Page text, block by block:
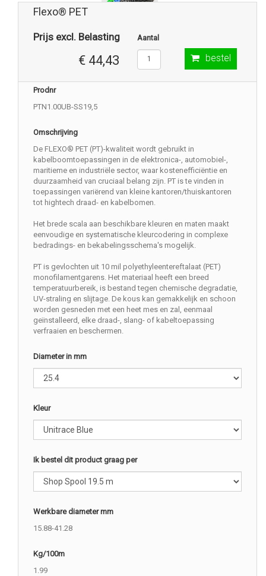
Flexo® PET
Prijs excl. Belasting
€ 44,43
Aantal
bestel
Prodnr
PTN1.00UB-SS19,5
Omschrijving
De FLEXO® PET (PT)-kwaliteit wordt gebruikt in
kabelboomtoepassingen in de elektronica-, automobiel-,
maritieme en industriële sector, waar kostenefficiëntie en
duurzaamheid van cruciaal belang zijn. PT is te vinden in
toepassingen variërend van kleine kantoren/thuiskantoren
tot hightech draad- en kabelbomen.
Het brede scala aan beschikbare kleuren en maten maakt
eenvoudige en systematische kleurcodering in complexe
bedradings- en bekabelingsschema's mogelijk.
PT is gevlochten uit 10 mil polyethyleentereftalaat (PET)
monofilamentgarens. Het materiaal heeft een breed
temperatuurbereik, is bestand tegen chemische degradatie,
UV-straling en slijtage. De kous kan gemakkelijk en schoon
worden gesneden met een heet mes en zal, eenmaal
geïnstalleerd, elke draad-, slang- of kabeltoepassing
verfraaien en beschermen.
Diameter in mm
Kleur
Ik bestel dit product graag per
Werkbare diameter mm
15.88-41.28
Kg/100m
1.99